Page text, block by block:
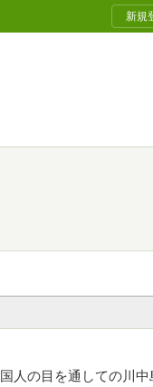
新規
人の目を通しての川